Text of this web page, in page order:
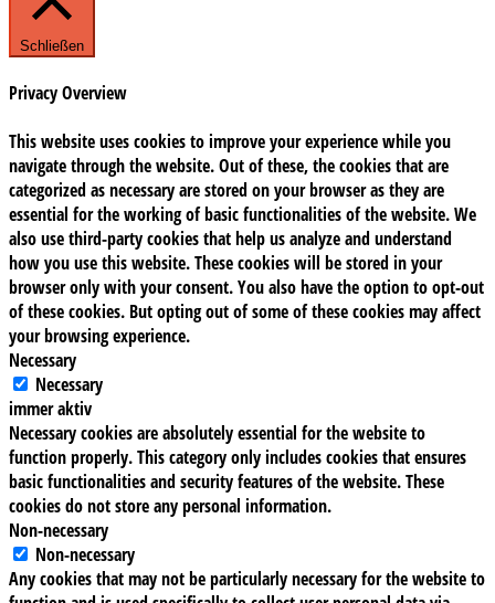
Schließen
Privacy Overview
This website uses cookies to improve your experience while you
navigate through the website. Out of these, the cookies that are
categorized as necessary are stored on your browser as they are
essential for the working of basic functionalities of the website. We
also use third-party cookies that help us analyze and understand
how you use this website. These cookies will be stored in your
browser only with your consent. You also have the option to opt-out
of these cookies. But opting out of some of these cookies may affect
your browsing experience.
Necessary
Necessary
immer aktiv
Necessary cookies are absolutely essential for the website to
function properly. This category only includes cookies that ensures
basic functionalities and security features of the website. These
cookies do not store any personal information.
Non-necessary
Non-necessary
Any cookies that may not be particularly necessary for the website to